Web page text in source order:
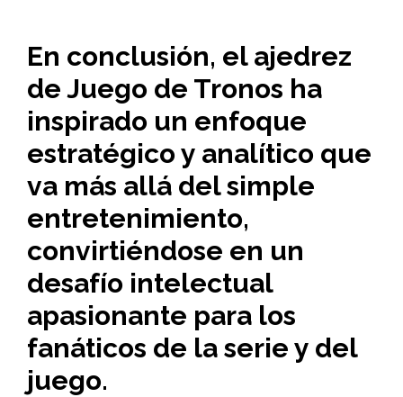
En conclusión, el ajedrez
de Juego de Tronos ha
inspirado un enfoque
estratégico y analítico que
va más allá del simple
entretenimiento,
convirtiéndose en un
desafío intelectual
apasionante para los
fanáticos de la serie y del
juego.